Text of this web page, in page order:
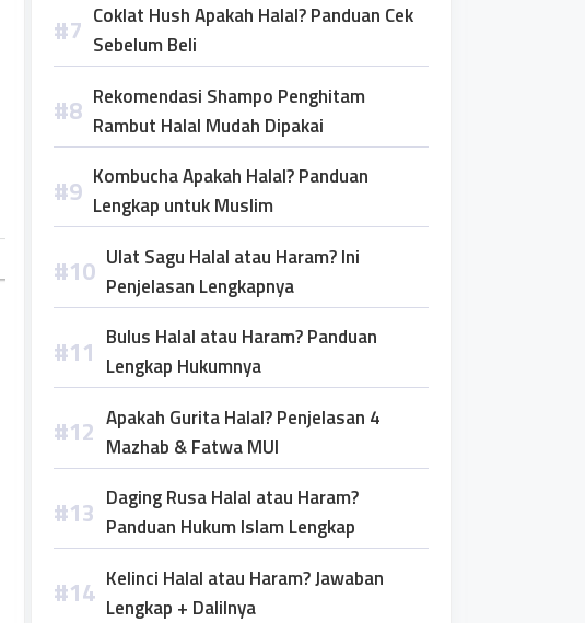
Coklat Hush Apakah Halal? Panduan Cek
Sebelum Beli
Rekomendasi Shampo Penghitam
Rambut Halal Mudah Dipakai
Kombucha Apakah Halal? Panduan
Lengkap untuk Muslim
Ulat Sagu Halal atau Haram? Ini
Penjelasan Lengkapnya
Bulus Halal atau Haram? Panduan
Lengkap Hukumnya
Apakah Gurita Halal? Penjelasan 4
Mazhab & Fatwa MUI
Daging Rusa Halal atau Haram?
Panduan Hukum Islam Lengkap
Kelinci Halal atau Haram? Jawaban
Lengkap + Dalilnya